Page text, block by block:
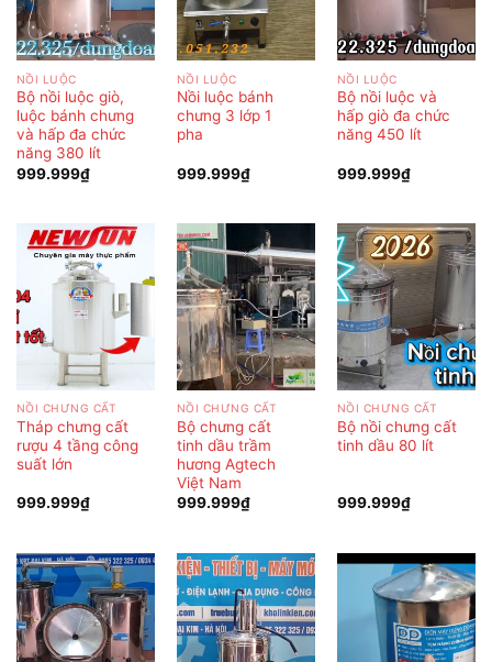
NỒI LUỘC
Bộ nồi luộc giò,
luộc bánh chưng
và hấp đa chức
năng 380 lít
999.999₫
NỒI LUỘC
Nồi luộc bánh
chưng 3 lớp 1
pha
999.999₫
NỒI LUỘC
Bộ nồi luộc và
hấp giò đa chức
năng 450 lít
999.999₫
NỒI CHƯNG CẤT
Tháp chưng cất
rượu 4 tầng công
suất lớn
999.999₫
NỒI CHƯNG CẤT
Bộ chưng cất
tinh dầu trầm
hương Agtech
Việt Nam
999.999₫
NỒI CHƯNG CẤT
Bộ nồi chưng cất
tinh dầu 80 lít
999.999₫